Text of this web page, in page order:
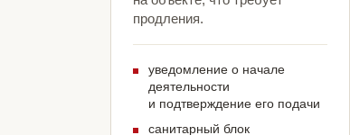
продления.
уведомление о начале
деятельности
и подтверждение его подачи
санитарный блок